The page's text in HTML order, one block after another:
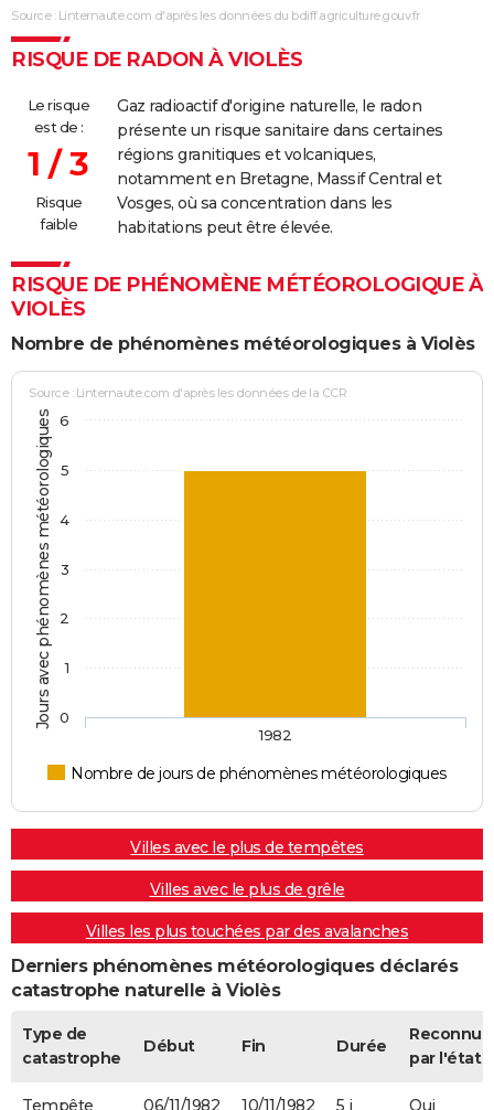
Source : Linternaute.com d'après les données du bdiff.agriculture.gouv.fr
RISQUE DE RADON À VIOLÈS
Le risque
est de :
1 / 3
Risque
faible
Gaz radioactif d'origine naturelle, le radon
présente un risque sanitaire dans certaines
régions granitiques et volcaniques,
notamment en Bretagne, Massif Central et
Vosges, où sa concentration dans les
habitations peut être élevée.
RISQUE DE PHÉNOMÈNE MÉTÉOROLOGIQUE À
VIOLÈS
Nombre de phénomènes météorologiques à Violès
Jours avec phénomènes météorologiques
Source : Linternaute.com d'après les données de la CCR
Nombre de jours de phénomènes météorologiques
1982
0
1
2
3
4
5
6
Villes avec le plus de tempêtes
Villes avec le plus de grêle
Villes les plus touchées par des avalanches
Derniers phénomènes météorologiques déclarés
catastrophe naturelle à Violès
Type de
catastrophe
Début Fin Durée
Reconnue
par l'état
Tempête 06/11/1982 10/11/1982 5 j Oui